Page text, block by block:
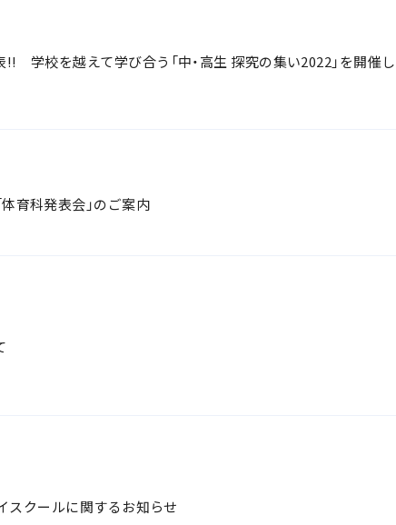
学校を越えて学び合う「中・高生 探究の集い2022」を開催
育科発表会」のご案内
イスクールに関するお知らせ